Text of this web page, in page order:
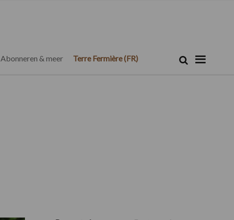
Abonneren & meer Terre Fermière (FR) Zoek